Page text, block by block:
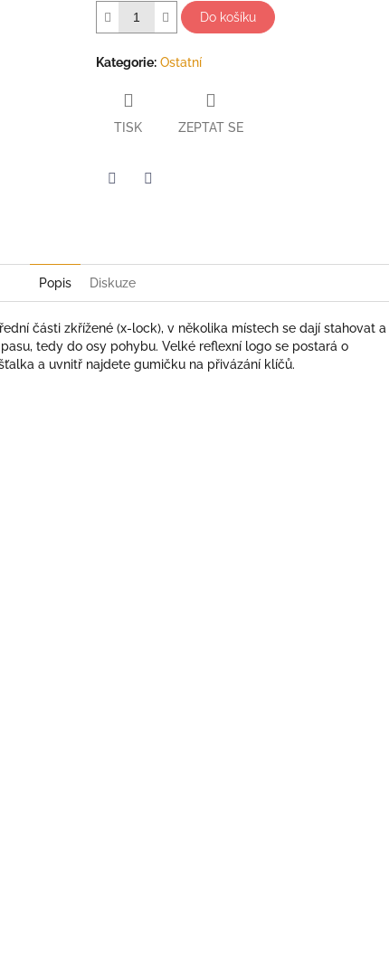
Do košíku
Kategorie: Ostatní
TISK ZEPTAT SE
Popis Diskuze
části zkřížené (x-lock), v několika místech se dají stahovat a
tedy do osy pohybu. Velké reflexní logo se postará o
a uvnitř najdete gumičku na přivázání klíčů.